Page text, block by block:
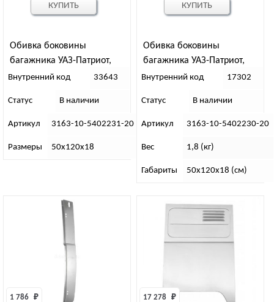
Обивка боковины
багажника УАЗ-Патриот,
левая (с 2015 рестайлинг)
Внутренний код 33643
Статус В наличии
Артикул 3163-10-5402231-20
Размеры 50х120х18
КУПИТЬ
Обивка боковины
багажника УАЗ-Патриот,
правая (с 2015 рестайлинг)
Внутренний код 17302
Статус В наличии
Артикул 3163-10-5402230-20
Вес 1,8 (кг)
Габариты 50х120х18 (см)
КУПИТЬ
1 786 ₽ 17 278 ₽